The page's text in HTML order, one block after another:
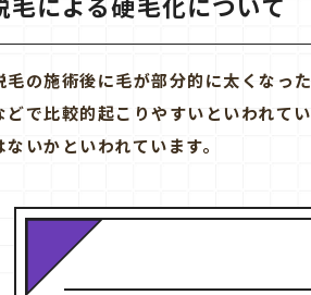
毛の施術後に毛が部分的に太くなっ
どで比較的起こりやすいといわれて
いかといわれています。